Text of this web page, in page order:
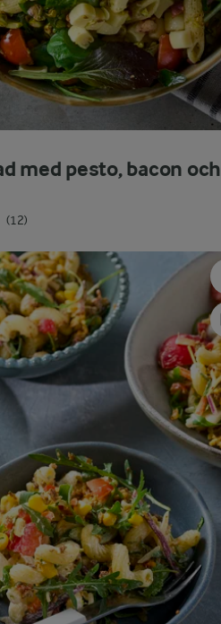
med pesto, bacon och
(12)